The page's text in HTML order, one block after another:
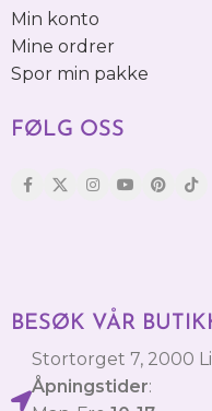
Min konto
Mine ordrer
Spor min pakke
FØLG OSS
BESØK VÅR
Stortorget 7, 2000
Åpningstider: